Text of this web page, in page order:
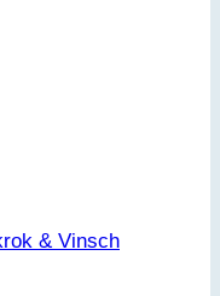
& Vinsch